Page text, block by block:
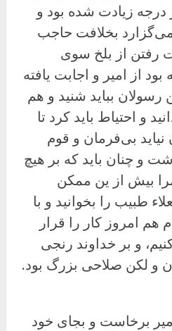
زیادت شده بود و
بخلافت حاجب
رفتن از بلخ سوی
از امیر و اجابت یافته
بباید شنید و هم
و احتیاط باید کرد تا
بی‌فرمان و قوم
و چنان باید که بر هیچ
بیش از ین ممکن
طبیب را بخوانید و با
هم امروز کار را قرار
و بر خداوند رنجی
و لکن صلاحی بزرگ بود.
برخاست و بجای خود